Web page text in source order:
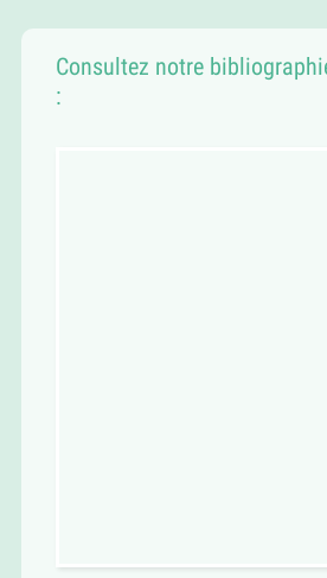
Consultez notre
: